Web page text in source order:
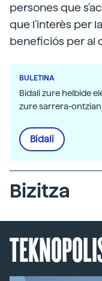
persones que
que l'interès per
beneficiós per al
BULETINA
Bidali zure helbide
zure sarrera-ontzian
Bidali
Bizitza